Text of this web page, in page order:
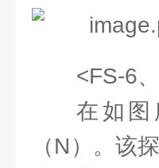
<FS-6
在如
（N）。该